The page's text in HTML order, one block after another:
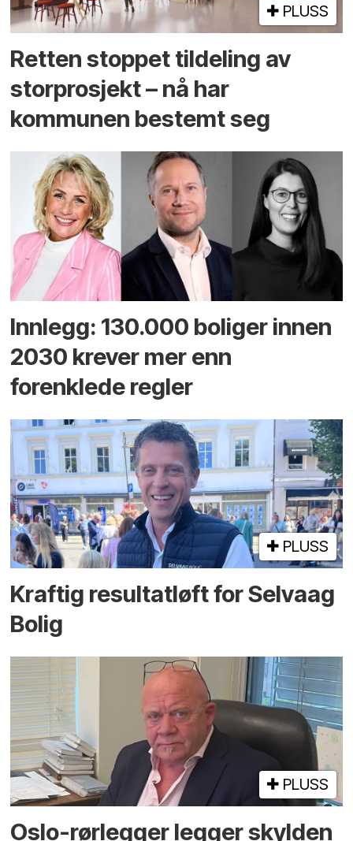
PLUSS
Retten stoppet tildeling av
storprosjekt – nå har
kommunen bestemt seg
Innlegg: 130.000 boliger innen
2030 krever mer enn
forenklede regler
PLUSS
Kraftig resultatløft for Selvaag
Bolig
PLUSS
Oslo-rørlegger legger skylden